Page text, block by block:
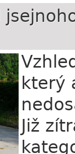
který
Již